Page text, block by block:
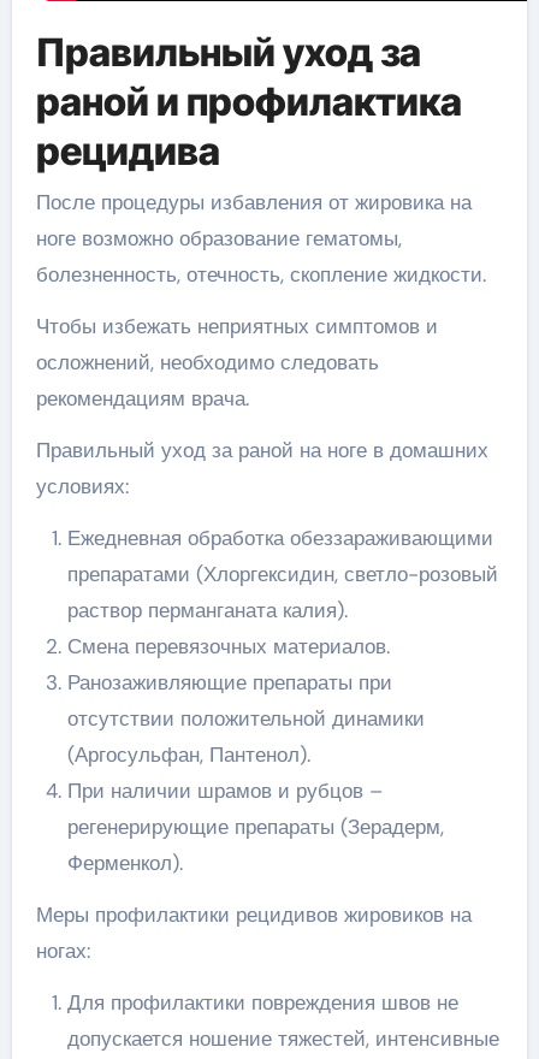
Правильный уход за
раной и профилактика
рецидива
После процедуры избавления от жировика на
ноге возможно образование гематомы,
болезненность, отечность, скопление жидкости.
Чтобы избежать неприятных симптомов и
осложнений, необходимо следовать
рекомендациям врача.
Правильный уход за раной на ноге в домашних
условиях:
Ежедневная обработка обеззараживающими
препаратами (Хлоргексидин, светло-розовый
раствор перманганата калия).
Смена перевязочных материалов.
Ранозаживляющие препараты при
отсутствии положительной динамики
(Аргосульфан, Пантенол).
При наличии шрамов и рубцов –
регенерирующие препараты (Зерадерм,
Ферменкол).
Меры профилактики рецидивов жировиков на
ногах:
Для профилактики повреждения швов не
допускается ношение тяжестей, интенсивные